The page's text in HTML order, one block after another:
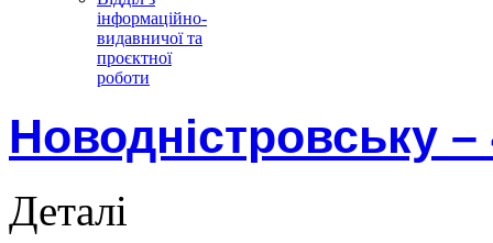
інформаційно-
видавничої та
проєктної
роботи
Новодністровську –
Деталі